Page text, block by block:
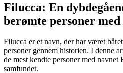
Filucca: En
berømte personer med
Filucca er et navn, der har været
personer gennem historien. I denne
de mest kendte personer med navnet
samfundet.